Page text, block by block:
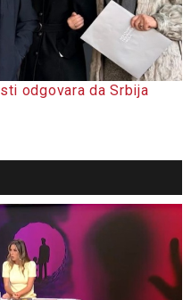
odgovara da Srbija